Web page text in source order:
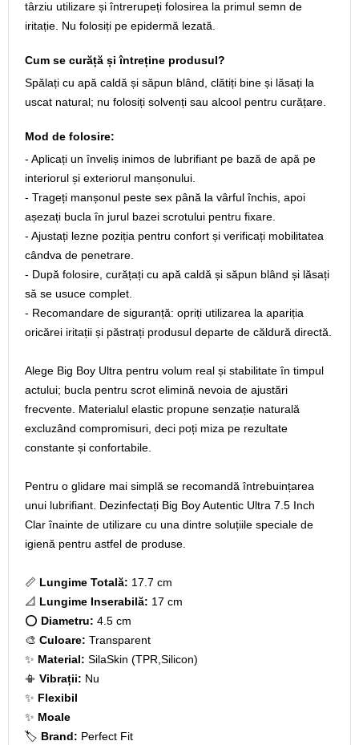
târziu utilizare și întrerupeți folosirea la primul semn de
iritație. Nu folosiți pe epidermă lezată.
Cum se curăță și întreține produsul?
Spălați cu apă caldă și săpun blând, clătiți bine și lăsați la
uscat natural; nu folosiți solvenți sau alcool pentru curățare.
Mod de folosire:
- Aplicați un înveliș inimos de lubrifiant pe bază de apă pe
interiorul și exteriorul manșonului.
- Trageți manșonul peste sex până la vârful închis, apoi
așezați bucla în jurul bazei scrotului pentru fixare.
- Ajustați lezne poziția pentru confort și verificați mobilitatea
cândva de penetrare.
- După folosire, curățați cu apă caldă și săpun blând și lăsați
să se usuce complet.
- Recomandare de siguranță: opriți utilizarea la apariția
oricărei iritații și păstrați produsul departe de căldură directă.
Alege Big Boy Ultra pentru volum real și stabilitate în timpul
actului; bucla pentru scrot elimină nevoia de ajustări
frecvente. Materialul elastic propune senzație naturală
excluzând compromisuri, deci poți miza pe rezultate
constante și confortabile.
Pentru o glidare mai simplă se recomandă întrebuințarea
unui lubrifiant. Dezinfectați Big Boy Autentic Ultra 7.5 Inch
Clar înainte de utilizare cu una dintre soluțiile speciale de
igienă pentru astfel de produse.
📏 Lungime Totală: 17.7 cm
📐 Lungime Inserabilă: 17 cm
⭕ Diametru: 4.5 cm
🎨 Culoare: Transparent
✨ Material: SilaSkin (TPR,Silicon)
📳 Vibrații: Nu
✨ Flexibil
✨ Moale
🏷️ Brand: Perfect Fit